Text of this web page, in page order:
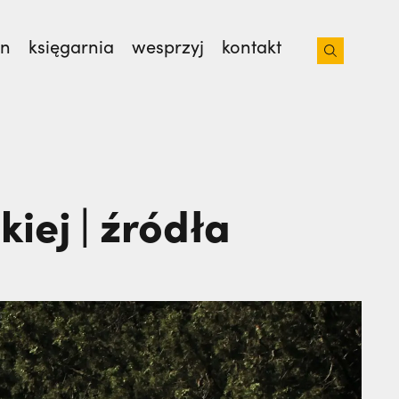
księgarnia wesprzyj kontakt
| źródła